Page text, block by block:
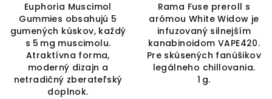
Euphoria Muscimol
Gummies obsahujú 5
gumených kúskov, každý
s 5 mg muscimolu.
Atraktívna forma,
moderný dizajn a
netradičný zberateľský
doplnok.
Rama Fuse preroll s
arómou White Widow je
infuzovaný silnejším
kanabinoidom VAPE420.
Pre skúsených fanúšikov
legálneho chillovania.
1 g.